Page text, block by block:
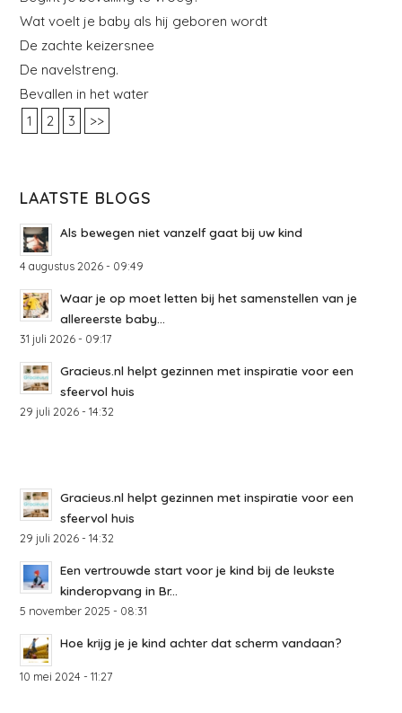
Wat voelt je baby als hij geboren wordt
De zachte keizersnee
De navelstreng.
Bevallen in het water
1
2 3 >>
LAATSTE BLOGS
Als bewegen niet vanzelf gaat bij uw kind
4 augustus 2026 - 09:49
Waar je op moet letten bij het samenstellen van je
allereerste baby...
31 juli 2026 - 09:17
Gracieus.nl helpt gezinnen met inspiratie voor een
sfeervol huis
29 juli 2026 - 14:32
Gracieus.nl helpt gezinnen met inspiratie voor een
sfeervol huis
29 juli 2026 - 14:32
Een vertrouwde start voor je kind bij de leukste
kinderopvang in Br...
5 november 2025 - 08:31
Hoe krijg je je kind achter dat scherm vandaan?
10 mei 2024 - 11:27